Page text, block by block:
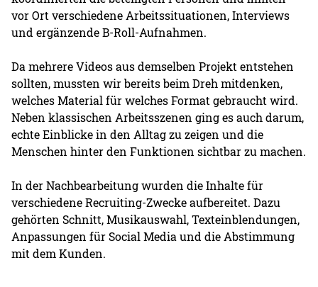
vor Ort verschiedene Arbeitssituationen, Interviews
und ergänzende B-Roll-Aufnahmen.
Da mehrere Videos aus demselben Projekt entstehen
sollten, mussten wir bereits beim Dreh mitdenken,
welches Material für welches Format gebraucht wird.
Neben klassischen Arbeitsszenen ging es auch darum,
echte Einblicke in den Alltag zu zeigen und die
Menschen hinter den Funktionen sichtbar zu machen.
In der Nachbearbeitung wurden die Inhalte für
verschiedene Recruiting-Zwecke aufbereitet. Dazu
gehörten Schnitt, Musikauswahl, Texteinblendungen,
Anpassungen für Social Media und die Abstimmung
mit dem Kunden.